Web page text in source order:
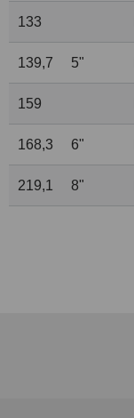
133
139,7 5"
159
168,3 6"
219,1 8"